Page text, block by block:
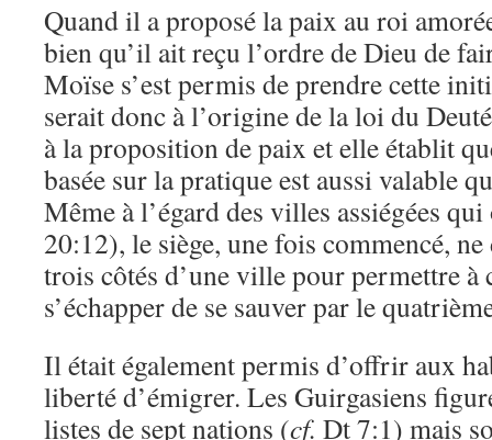
Quand il a proposé la paix au roi
bien qu’il ait reçu l’ordre de Dieu de
Moïse s’est permis de prendre cette
serait donc à l’origine de la loi du
à la proposition de paix et elle établit
basée sur la pratique est aussi valable
Même à l’égard des villes assiégées
20:12), le siège, une fois commencé,
trois côtés d’une ville pour permettre
s’échapper de se sauver par le
Il était également permis d’offrir aux
liberté d’émigrer. Les Guirgasiens
listes de sept nations (cf. Dt 7:1) mais